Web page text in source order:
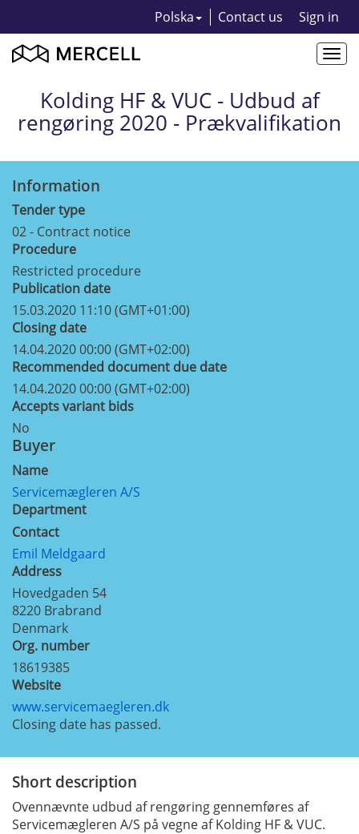
Polska Contact us Sign in
Kolding HF & VUC - Udbud af
rengøring 2020 - Prækvalifikation
Information
Tender type
02 - Contract notice
Procedure
Restricted procedure
Publication date
15.03.2020 11:10 (GMT+01:00)
Closing date
14.04.2020 00:00 (GMT+02:00)
Recommended document due date
14.04.2020 00:00 (GMT+02:00)
Accepts variant bids
No
Buyer
Name
Servicemægleren A/S
Department
Contact
Emil Meldgaard
Address
Hovedgaden 54
8220 Brabrand
Denmark
Org. number
18619385
Website
www.servicemaegleren.dk
Closing date has passed.
Short description
Ovennævnte udbud af rengøring gennemføres af
Servicemægleren A/S på vegne af Kolding HF & VUC.